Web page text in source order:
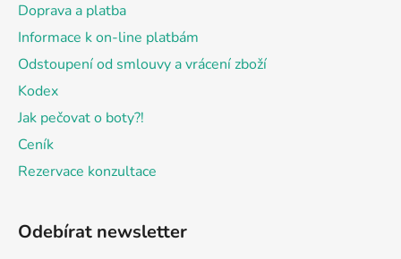
Doprava a platba
Informace k on-line platbám
Odstoupení od smlouvy a vrácení zboží
Kodex
Jak pečovat o boty?!
Ceník
Rezervace konzultace
Odebírat newsletter